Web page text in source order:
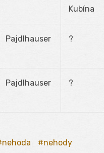
Kubína
Pajdlhauser ?
Pajdlhauser ?
nehoda nehody